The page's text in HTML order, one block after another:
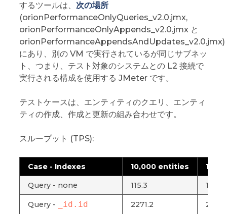
するツールは、 次の場所
(orionPerformanceOnlyQueries_v2.0.jmx,
orionPerformanceOnlyAppends_v2.0.jmx と
orionPerformanceAppendsAndUpdates_v2.0.jmx)
にあり、別の VM で実行されているが同じサブネッ
ト、つまり、テスト対象のシステムとの L2 接続で
実行される構成を使用する JMeter です。
テストケースは、エンティティのクエリ、エンティ
ティの作成、作成と更新の組み合わせです。
スループット (TPS):
Case - Indexes 10,000 entities
Query - none 115.3 12.2
Query - _id.id 2271.2